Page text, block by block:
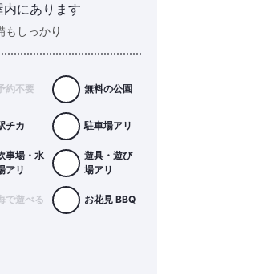
にあります
しっかり
約不要 無料の公園
チカ 駐車場アリ
事場・水
アリ
遊具・遊び
場アリ
で遊べる お花見 BBQ